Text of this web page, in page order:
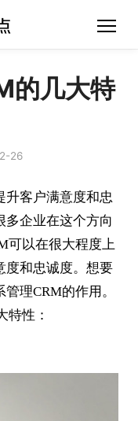
的几大特
26
升客户满意度和忠
多企业在这个方向
可以在很大程度上
度和忠诚度。想要
理CRM的作用。
特性：